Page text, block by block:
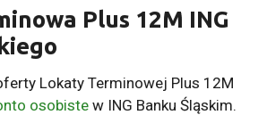
Plus 12M ING
Lokaty Terminowej Plus 12M
osobiste w ING Banku Śląskim.